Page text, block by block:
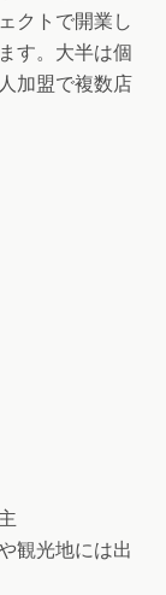
クトで開業し
す。大半は個
加盟で複数店
観光地には出